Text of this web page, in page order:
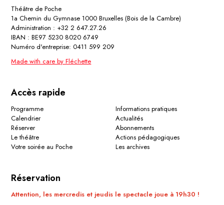
Théâtre de Poche
1a Chemin du Gymnase 1000 Bruxelles (Bois de la Cambre)
Administration : +32 2 647.27.26
IBAN : BE97 5230 8020 6749
Numéro d'entreprise: 0411 599 209
Made with care by Fléchette
Accès rapide
Programme
Calendrier
Réserver
Le théâtre
Votre soirée au Poche
Informations pratiques
Actualités
Abonnements
Actions pédagogiques
Les archives
Réservation
Attention, les mercredis et jeudis le spectacle joue à 19h30 !